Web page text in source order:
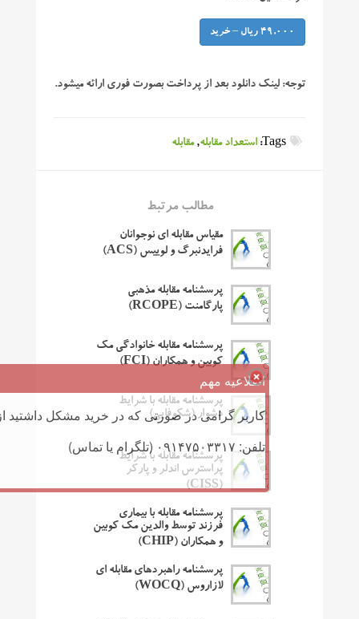
49,000 ریال – خرید
توجه: لینک دانلود بعد از پرداخت بصورت فوری ارائه میشود.
Tags: استعداد مقابله,مقابله
مطالب مرتبط
مقیاس مقابله ای نوجوانان
فرایدنبرگ و لوییس (ACS)
پرسشنامه مقابله مذهبی
پارگامنت (RCOPE)
پرسشنامه مقابله خانوادگی مک
کوبین و همکاران (FCI)
پرسشنامه مقابله با شرایط
دشوار (شکوفایی)
پرسشنامه مقابله با شرایط
پراسترس اندلر و پارکر
(CISS)
پرسشنامه مقابله با بیماری
فرزند توسط والدین مک کوبین
و همکاران (CHIP)
پرسشنامه راهبردهای مقابله ای
لازاروس (WOCQ)
اطلاعیه مهم
کاربر گرامی در صورتی که در خرید مشکل داشتید
تلفن: ۰۹۱۴۷۵۰۳۳۱۷ (تلگرام یا تماس)